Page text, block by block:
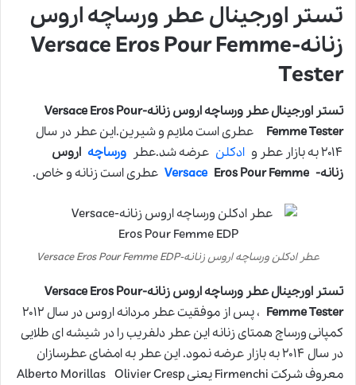
تستر اورجینال عطر ورساچه اروس
زنانه-Versace Eros Pour Femme
Tester
تستر اورجینال عطر ورساچه اروس زنانه-Versace Eros Pour
Femme Tester
عطری است ملایم و شیرین.این عطر در سال
۲۰۱۴ به بازار عطر و
ادکلن عرضه شد.عطر ورساچه اروس
زنانه-
Versace Eros Pour Femme عطری است زنانه و خاص.
عطر ادکلن ورساچه اروس زنانه-Versace Eros Pour Femme EDP
تستر اورجینال عطر ورساچه اروس زنانه-Versace Eros Pour
Femme Tester
، پس از موفقیت عطر مردانه اروس در سال ٢٠١٢
کمپانی ورساچ همتای زنانه این عطر دلفریب را در شیشه ای طلایی
در سال ٢٠١۴ به بازار عرضه نمود. این عطر به امضای عطرسازان
معروف شرکت Firmenchi یعنی Alberto Morillas Olivier Cresp